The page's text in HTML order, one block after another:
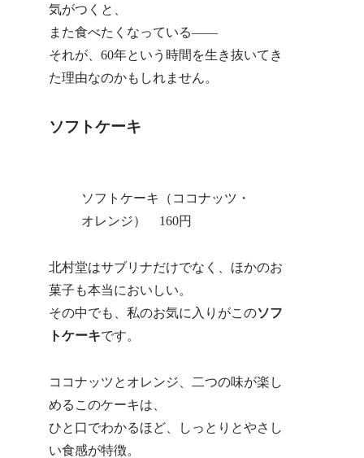
気がつくと、
また食べたくなっている——
それが、60年という時間を生き抜いてき
た理由なのかもしれません。
ソフトケーキ
ソフトケーキ（ココナッツ・
オレンジ） 160円
北村堂はサブリナだけでなく、ほかのお
菓子も本当においしい。
その中でも、私のお気に入りがこのソフ
トケーキです。
ココナッツとオレンジ、二つの味が楽し
めるこのケーキは、
ひと口でわかるほど、しっとりとやさし
い食感が特徴。